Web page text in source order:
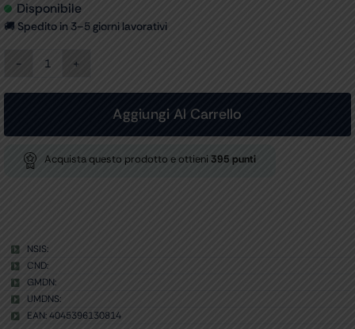
Disponibile
🚚 Spedito in 3–5 giorni lavorativi
RI-
STAZIONE
DIAGNOSTICA
senza
orologio
110-
230V
-
3652-
300
Aggiungi Al Carrello
Acquista questo prodotto e ottieni 395 punti
NSIS:
CND:
GMDN:
UMDNS:
EAN: 4045396130814